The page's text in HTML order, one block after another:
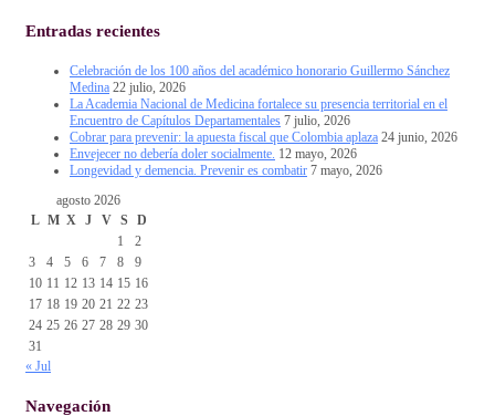
Entradas recientes
Celebración de los 100 años del académico honorario Guillermo Sánchez
Medina 22 julio, 2026
La Academia Nacional de Medicina fortalece su presencia territorial en el
Encuentro de Capítulos Departamentales 7 julio, 2026
Cobrar para prevenir: la apuesta fiscal que Colombia aplaza 24 junio, 2026
Envejecer no debería doler socialmente. 12 mayo, 2026
Longevidad y demencia. Prevenir es combatir 7 mayo, 2026
agosto 2026
L M X J V S
D
1
2
3
4 5 6 7 8
9
10 11 12 13 14 15 16
17 18 19 20 21 22 23
24 25 26 27 28 29 30
31
« Jul
Navegación